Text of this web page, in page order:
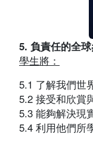
5. 負責任的全
學生將：
5.1 了解我們世
5.2 接受和欣賞
5.3 能夠解決現
5.4 利用他們所